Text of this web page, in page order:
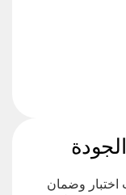
اختبار وضمان